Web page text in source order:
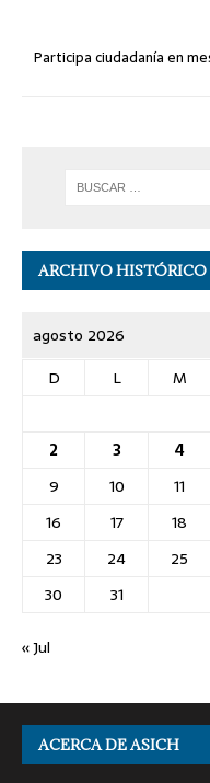
Participa ciudadanía en
ARCHIVO HISTÓRICO
agosto 2026
D
L M
2
3 4
9
10 11
16
17 18
23
24 25
30
31
« Jul
ACERCA DE ASICH